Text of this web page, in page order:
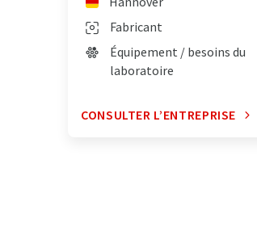
Fabricant
Équipement / besoins du
laboratoire
CONSULTER L’ENTREPRISE